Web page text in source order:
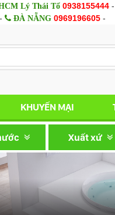
Lý Thái Tổ 0938155444 -
ĐÀ NẴNG 0969196605-
KHUYẾN MẠI
Xuất xứ